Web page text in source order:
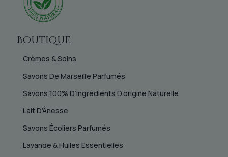
Boutique
Crèmes & Soins
Savons De Marseille Parfumés
Savons 100% D’ingrédients D’origine Naturelle
Lait D’Ânesse
Savons Écoliers Parfumés
Lavande & Huiles Essentielles